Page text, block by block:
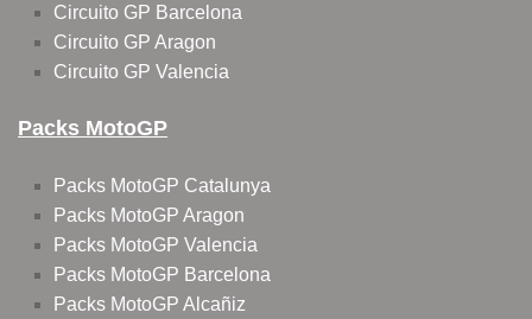
Circuito GP Barcelona
Circuito GP Aragon
Circuito GP Valencia
Packs MotoGP
Packs MotoGP Catalunya
Packs MotoGP Aragon
Packs MotoGP Valencia
Packs MotoGP Barcelona
Packs MotoGP Alcañiz